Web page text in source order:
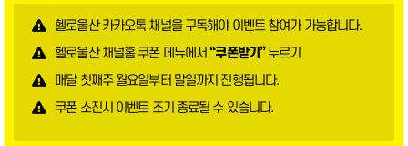
헬로울산 카카오톡 채널을 구독해야 이벤트 참여가 가능합니다.
헬로울산 채널홈 쿠폰 메뉴에서“쿠폰받기”누르기
매달 첫째주 월요일부터 말일까지 진행됩니다.
쿠폰 소진시 이벤트 조기 종료될 수 있습니다.